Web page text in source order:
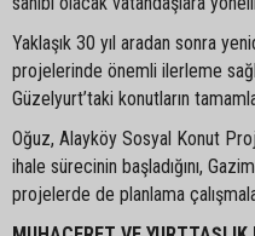
Yaklaşık 30 yıl aradan sonra
projelerinde önemli ilerleme
Güzelyurt’taki konutların
Oğuz, Alayköy Sosyal Konut
ihale sürecinin başladığını,
projelerde de planlama